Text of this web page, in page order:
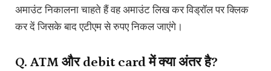
अमाउंट निकालना चाहते हैं वह अमाउंट लिख कर विड्रॉल पर क्लिक
कर दें जिसके बाद एटीएम से रुपए निकल जाएंगे।
Q. ATM और debit card में क्या अंतर है?